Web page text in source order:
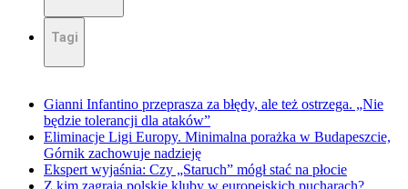
Tagi
Gianni Infantino przeprasza za błędy, ale też ostrzega. „Nie
będzie tolerancji dla ataków”
Eliminacje Ligi Europy. Minimalna porażka w Budapeszcie,
Górnik zachowuje nadzieję
Ekspert wyjaśnia: Czy „Staruch” mógł stać na płocie
Z kim zagrają polskie kluby w europejskich pucharach?